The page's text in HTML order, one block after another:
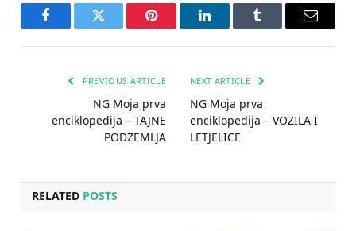
FacebookTwitter Pinterest LinkedInTumblr Email
PREVIOUS ARTICLE
NG Moja prva
enciklopedija – TAJNE
PODZEMLJA
NEXT ARTICLE
NG Moja prva
enciklopedija – VOZILA I
LETJELICE
RELATED POSTS